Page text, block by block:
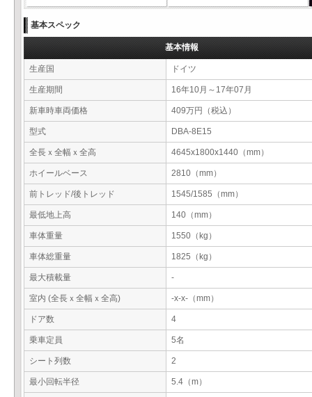
基本スペック
基本情報
生産国 ドイツ
生産期間 16年10月～17年07月
新車時車両価格 409万円（税込）
型式 DBA-8E15
全長ｘ全幅ｘ全高 4645x1800x1440（mm）
ホイールベース 2810（mm）
前トレッド/後トレッド 1545/1585（mm）
最低地上高 140（mm）
車体重量 1550（kg）
車体総重量 1825（kg）
最大積載量 -
室内 (全長ｘ全幅ｘ全高) -x-x-（mm）
ドア数 4
乗車定員 5名
シート列数 2
最小回転半径 5.4（m）